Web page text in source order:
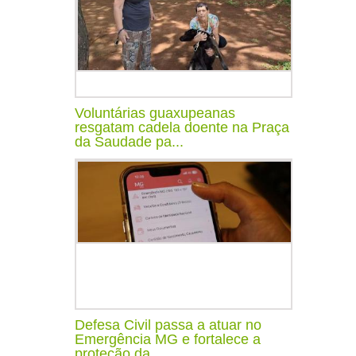
Voluntárias guaxupeanas
resgatam cadela doente na Praça
da Saudade pa...
Defesa Civil passa a atuar no
Emergência MG e fortalece a